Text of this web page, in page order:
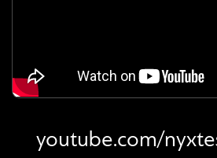
youtube.com/